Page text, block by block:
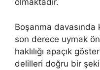
olmaktadır.
Boşanma
son derece uymak
haklılığı apaçık
delilleri doğru bir